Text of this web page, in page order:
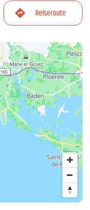
Reiseroute